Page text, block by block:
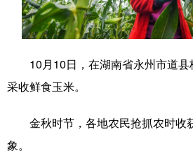
食品 人居 信
城市
10月10日，在湖南省永州市道县
采收鲜食玉米。
金秋时节，各地农民抢抓农时收
象。